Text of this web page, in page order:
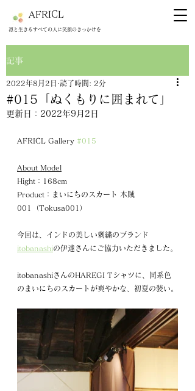
AFRICL
​​凛と生きるすべての人に笑顔のきっかけを
記事
#015「ぬくもりに囲まれて」
2022年8月2日 読了時間: 2分
更新日： 2022年9月2日
AFRICL Gallery #015
About Model
Hight：168cm
Product：まいにちのスカート 木賊
001（Tokusa001）
今回は、インドの美しい刺繍のブランド
itobanashiの伊達さんにご協力いただきました。
itobanashiさんのHAREGI Tシャツに、同系色
のまいにちのスカートが爽やかな、初夏の装い。